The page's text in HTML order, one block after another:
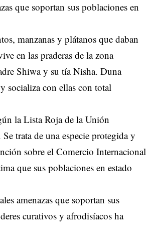
que soportan sus poblaciones en
manzanas y plátanos que daban
en las praderas de la zona
Shiwa y su tía Nisha. Duna
socializa con ellas con total
la Lista Roja de la Unión
trata de una especie protegida y
sobre el Comercio Internacional
que sus poblaciones en estado
amenazas que soportan sus
curativos y afrodisíacos ha